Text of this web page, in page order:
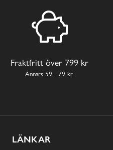
Fraktfritt över 799 kr
Annars 59 - 79 kr.
LÄNKAR